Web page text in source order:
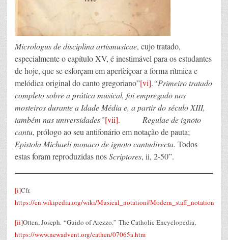
Micrologus de disciplina artismusicae, cujo tratado,
especialmente o capítulo XV, é inestimável para os estudantes
de hoje, que se esforçam em aperfeiçoar a forma rítmica e
melódica original do canto gregoriano”[vi].“Primeiro tratado
completo sobre a prática musical, foi empregado nos
mosteiros durante a Idade Média e, a partir do século XIII,
também nas universidades”[vii]. Regulae de ignoto
cantu, prólogo ao seu antifonário em notação de pauta;
Epistola Michaeli monaco de ignoto cantudirecta. Todos
estas foram reproduzidas nosScriptores, ii, 2-50”.
[i]Cfr.
https://en.wikipedia.org/wiki/Musical_notation#Modern_staff_notation
[ii]Otten, Joseph. “Guido of Arezzo.” The Catholic Encyclopedia,
https://www.newadvent.org/cathen/07065a.htm